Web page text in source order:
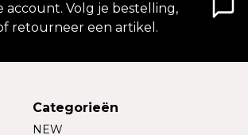
account. Volg je bestelling,
retourneer een artikel.
Categorieën
NEW